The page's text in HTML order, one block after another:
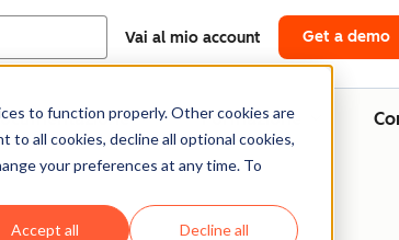
to function properly. Other cookies are
to all cookies, decline all optional cookies,
your preferences at any time. To
Accept all Decline all
Vai al mio account Get a demo
Formazione